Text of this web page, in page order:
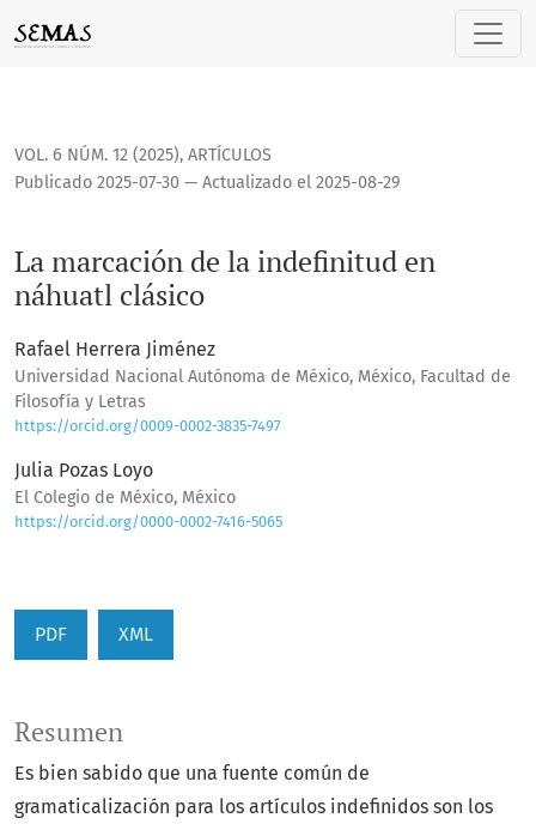
VOL. 6 NÚM. 12 (2025), ARTÍCULOS
La marcación de la indefinitud en
náhuatl clásico
Publicado 2025-07-30 — Actualizado el 2025-08-29
Rafael Herrera Jiménez
Universidad Nacional Autónoma de México, México, Facultad de
Filosofía y Letras
https://orcid.org/0009-0002-3835-7497
Julia Pozas Loyo
El Colegio de México, México
https://orcid.org/0000-0002-7416-5065
PDF XML
Resumen
Es bien sabido que una fuente común de
gramaticalización para los artículos indefinidos son los